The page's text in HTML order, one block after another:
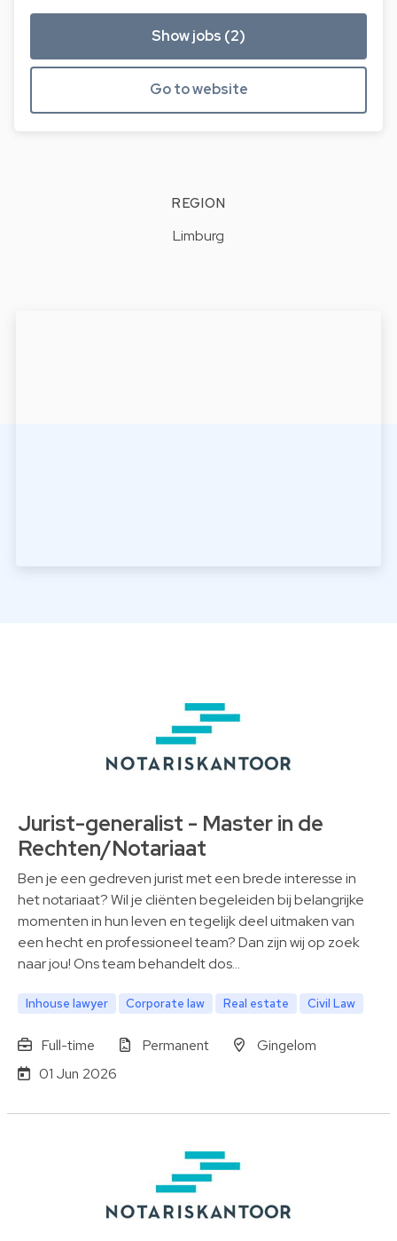
Show jobs (2)
Go to website
REGION
Limburg
Jurist-generalist - Master in de
Rechten/Notariaat
Ben je een gedreven jurist met een brede interesse in
het notariaat? Wil je cliënten begeleiden bij belangrijke
momenten in hun leven en tegelijk deel uitmaken van
een hecht en professioneel team? Dan zijn wij op zoek
naar jou! Ons team behandelt dos…
Inhouse lawyer Corporate law Real estate Civil Law
Full-time Permanent
Gingelom
01 Jun 2026